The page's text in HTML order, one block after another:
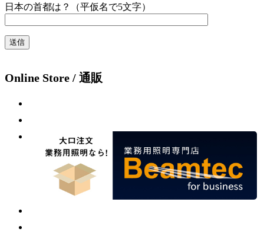
日本の首都は？（平仮名で5文字）
Online Store / 通販